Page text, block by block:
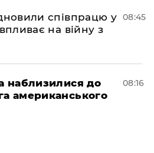
співпрацю у
на війну з
08:45
наблизилися до
американського
08:16